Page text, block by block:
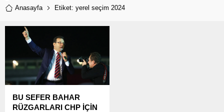
Anasayfa Etiket: yerel seçim 2024
BU SEFER BAHAR
RÜZGARLARI CHP İÇİN